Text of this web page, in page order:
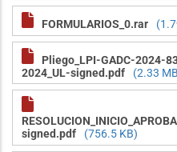
FORMULARIOS_0.rar
Pliego_LPI-GADC-2024-
2024_UL-signed.pdf
(2.33
signed.pdf
(756.5 KB)